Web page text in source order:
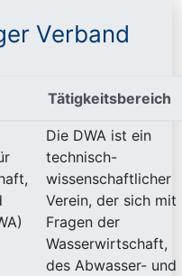
Verband
Tätigkeitsbereich
Die DWA ist ein
technisch-
wissenschaftlicher
Verein, der sich mit
Fragen der
Wasserwirtschaft,
des Abwasser- und